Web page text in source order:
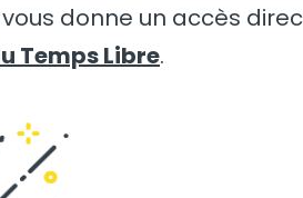
donne un accès
Temps Libre.